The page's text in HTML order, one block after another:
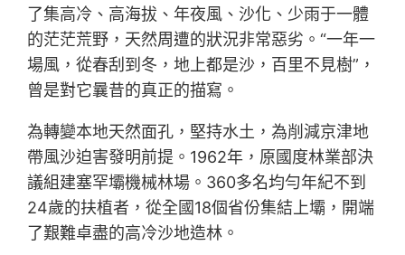
了集高冷、高海拔、年夜風、沙化、少雨于一體
的茫茫荒野，天然周遭的狀況非常惡劣。“一年一
場風，從春刮到冬，地上都是沙，百里不見樹”，
曾是對它曩昔的真正的描寫。
為轉變本地天然面孔，堅持水土，為削減京津地
帶風沙迫害發明前提。1962年，原國度林業部決
議組建塞罕壩機械林場。360多名均勻年紀不到
24歲的扶植者，從全國18個省份集結上壩，開端
了艱難卓盡的高冷沙地造林。